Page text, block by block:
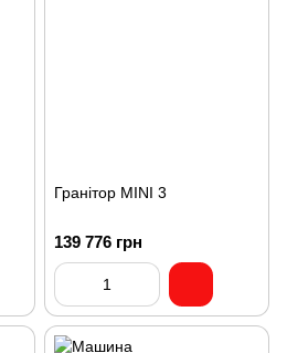
Гранітор MINI 3
139 776 грн